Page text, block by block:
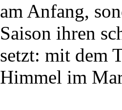
am Anfang,
Saison ihren
setzt: mit dem
Himmel im